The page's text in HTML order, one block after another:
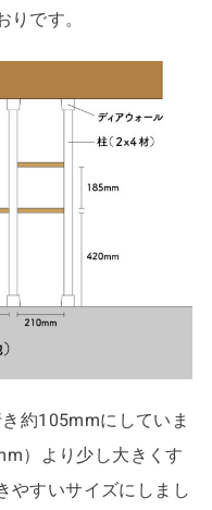
です。
約105mmにしていま
）より少し大きくす
やすいサイズにしまし